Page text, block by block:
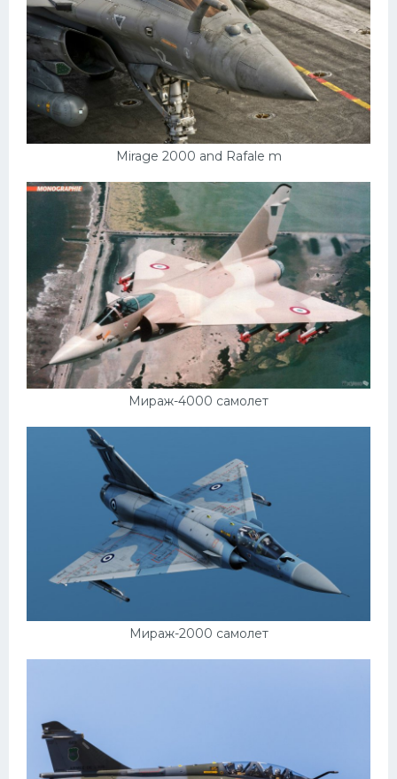
Mirage 2000 and Rafale m
Мираж-4000 самолет
Мираж-2000 самолет